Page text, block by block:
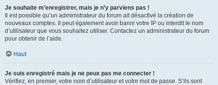
Je souhaite m’enregistrer, mais je n’y parviens pas !
Il est possible qu’un administrateur du forum ait désactivé la création de
nouveaux comptes. Il peut également avoir banni votre IP ou interdit le nom
d’utilisateur que vous souhaitez utiliser. Contactez un administrateur du forum
pour obtenir de l’aide.
Haut
Je suis enregistré mais je ne peux pas me connecter !
Vérifiez, en premier, votre nom d’utilisateur et votre mot de passe. S’ils sont